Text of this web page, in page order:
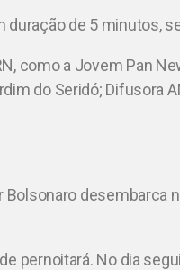
duração de 5 minutos,
como a Jovem Pan
do Seridó; Difusora
desembarca
pernoitará. No dia